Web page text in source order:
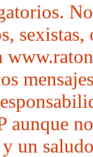
aunque
un